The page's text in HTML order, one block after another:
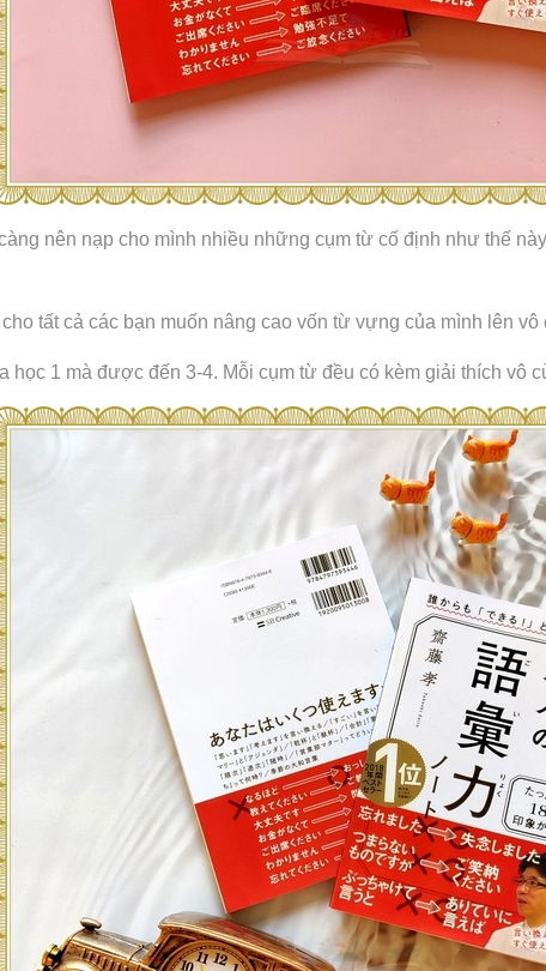
nên nạp cho mình nhiều những cụm từ cố định như thế
tất cả các bạn muốn nâng cao vốn từ vựng của mình lên vô
học 1 mà được đến 3-4. Mỗi cụm từ đều có kèm giải thích vô